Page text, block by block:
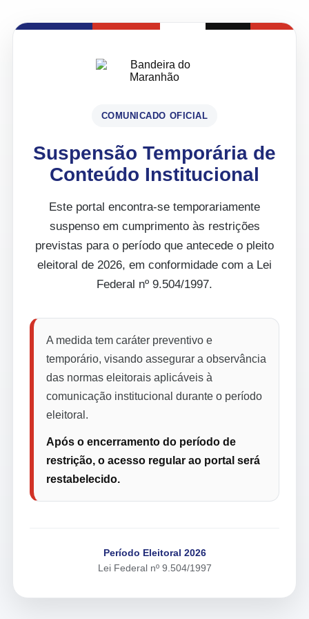
COMUNICADO OFICIAL
Suspensão Temporária de
Conteúdo Institucional
Este portal encontra-se temporariamente
suspenso em cumprimento às restrições
previstas para o período que antecede o pleito
eleitoral de 2026, em conformidade com a Lei
Federal nº 9.504/1997.
A medida tem caráter preventivo e
temporário, visando assegurar a observância
das normas eleitorais aplicáveis à
comunicação institucional durante o período
eleitoral.
Após o encerramento do período de
restrição, o acesso regular ao portal será
restabelecido.
Período Eleitoral 2026
Lei Federal nº 9.504/1997